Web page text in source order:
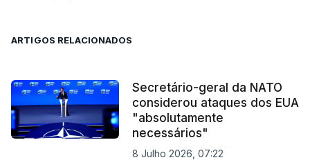
ARTIGOS RELACIONADOS
Secretário-geral da NATO
considerou ataques dos EUA
"absolutamente
necessários"
8 Julho 2026, 07:22